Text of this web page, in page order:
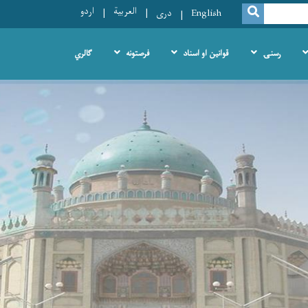
SEARCH
English دری العربية اردو
رسنۍ قوانین او اسناد فرصتونه ګالري